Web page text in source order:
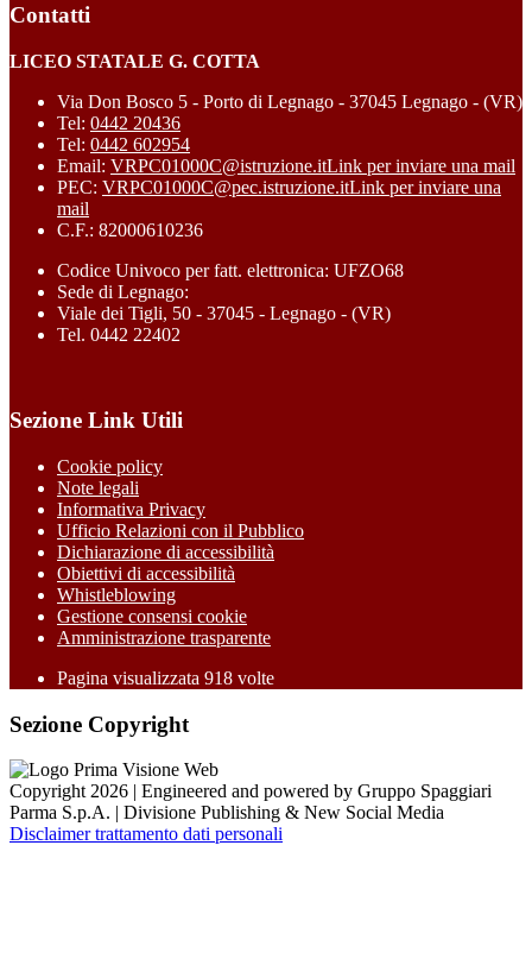
Contatti
LICEO STATALE G. COTTA
Via Don Bosco 5 - Porto di Legnago - 37045 Legnago - (VR)
Tel: 0442 20436
Tel: 0442 602954
Email: VRPC01000C@istruzione.itLink per inviare una mail
PEC: VRPC01000C@pec.istruzione.itLink per inviare una
mail
C.F.: 82000610236
Codice Univoco per fatt. elettronica: UFZO68
Sede di Legnago:
Viale dei Tigli, 50 - 37045 - Legnago - (VR)
Tel. 0442 22402
Sezione Link Utili
Cookie policy
Note legali
Informativa Privacy
Ufficio Relazioni con il Pubblico
Dichiarazione di accessibilità
Obiettivi di accessibilità
Whistleblowing
Gestione consensi cookie
Amministrazione trasparente
Pagina visualizzata 918 volte
Sezione Copyright
Copyright 2026 | Engineered and powered by Gruppo Spaggiari
Parma S.p.A. | Divisione Publishing & New Social Media
Disclaimer trattamento dati personali